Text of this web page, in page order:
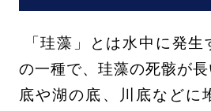
「珪藻」とは水中に発
の一種で、珪藻の死骸が
底や湖の底、川底などに